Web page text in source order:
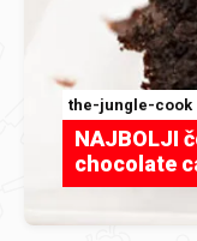
the-jungle-cook
NAJBOLJI
chocolate